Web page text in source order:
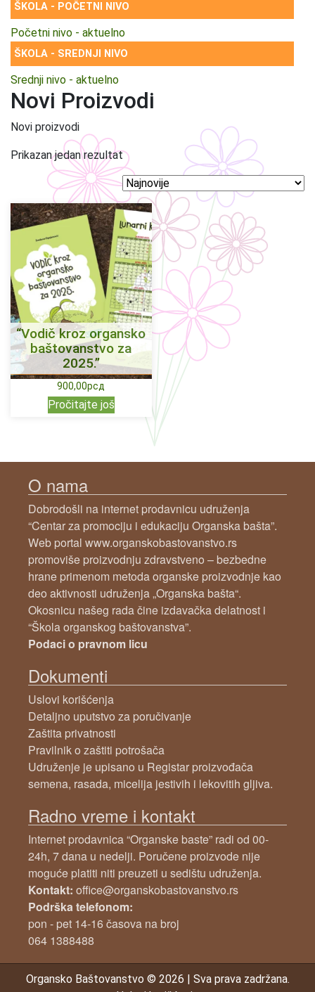
ŠKOLA - POČETNI NIVO
Početni nivo - aktuelno
ŠKOLA - SREDNJI NIVO
Srednji nivo - aktuelno
Novi Proizvodi
Novi proizvodi
Prikazan jedan rezultat
“Vodič kroz organsko
baštovanstvo za
2025.”
900,00рсд
Pročitajte još
O nama
Dobrodošli na internet prodavnicu udruženja
“Centar za promociju i edukaciju Organska bašta”.
Web portal www.organskobastovanstvo.rs
promoviše proizvodnju zdravstveno – bezbedne
hrane primenom metoda organske proizvodnje kao
deo aktivnosti udruženja „Organska bašta“.
Okosnicu našeg rada čine izdavačka delatnost i
“Škola organskog baštovanstva”.
Podaci o pravnom licu
Dokumenti
Uslovi korišćenja
Detaljno uputstvo za poručivanje
Zaštita privatnosti
Pravilnik o zaštiti potrošača
Udruženje je upisano u Registar proizvođača
semena, rasada, micelija jestivih i lekovitih gljiva.
Radno vreme i kontakt
Internet prodavnica “Organske baste” radi od 00-
24h, 7 dana u nedelji. Poručene proizvode nije
moguće platiti niti preuzeti u sedištu udruženja.
Kontakt: office@organskobastovanstvo.rs
Podrška telefonom:
pon - pet 14-16 časova na broj
064 1388488
Organsko Baštovanstvo © 2026 | Sva prava zadržana.